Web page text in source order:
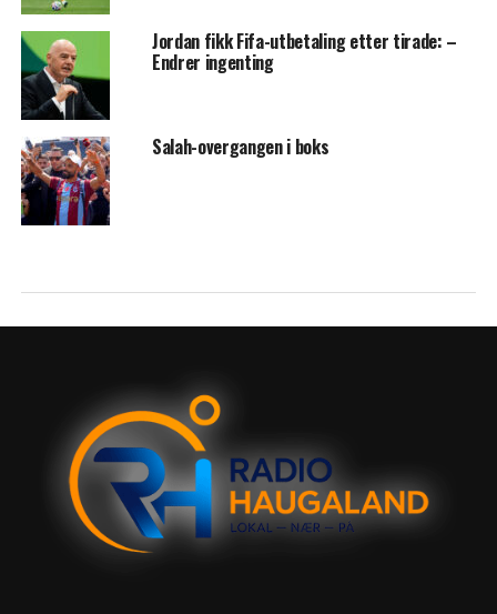
Jordan fikk Fifa-utbetaling etter tirade: –
Endrer ingenting
Salah-overgangen i boks